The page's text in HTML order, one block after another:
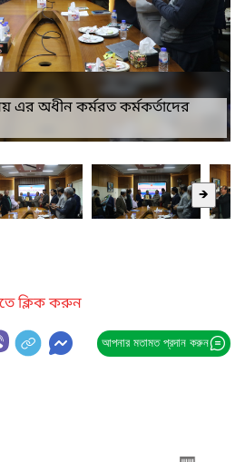
এর অধীন কর্মরত কর্মকর্তাদের
🡺
ক্লিক করুন
আপনার মতামত প্রদান করুন